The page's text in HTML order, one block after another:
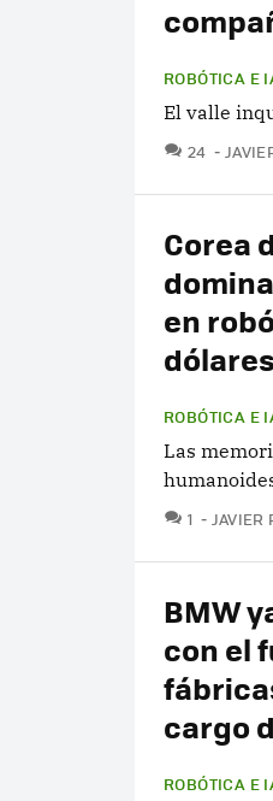
ROBÓTICA E
El valle
24
Corea
en
dólares
ROBÓTICA E
Las
1
JAVIER
BMW
con el
cargo
ROBÓTICA E